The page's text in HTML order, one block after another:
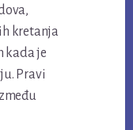
kretanja
kada je
Pravi